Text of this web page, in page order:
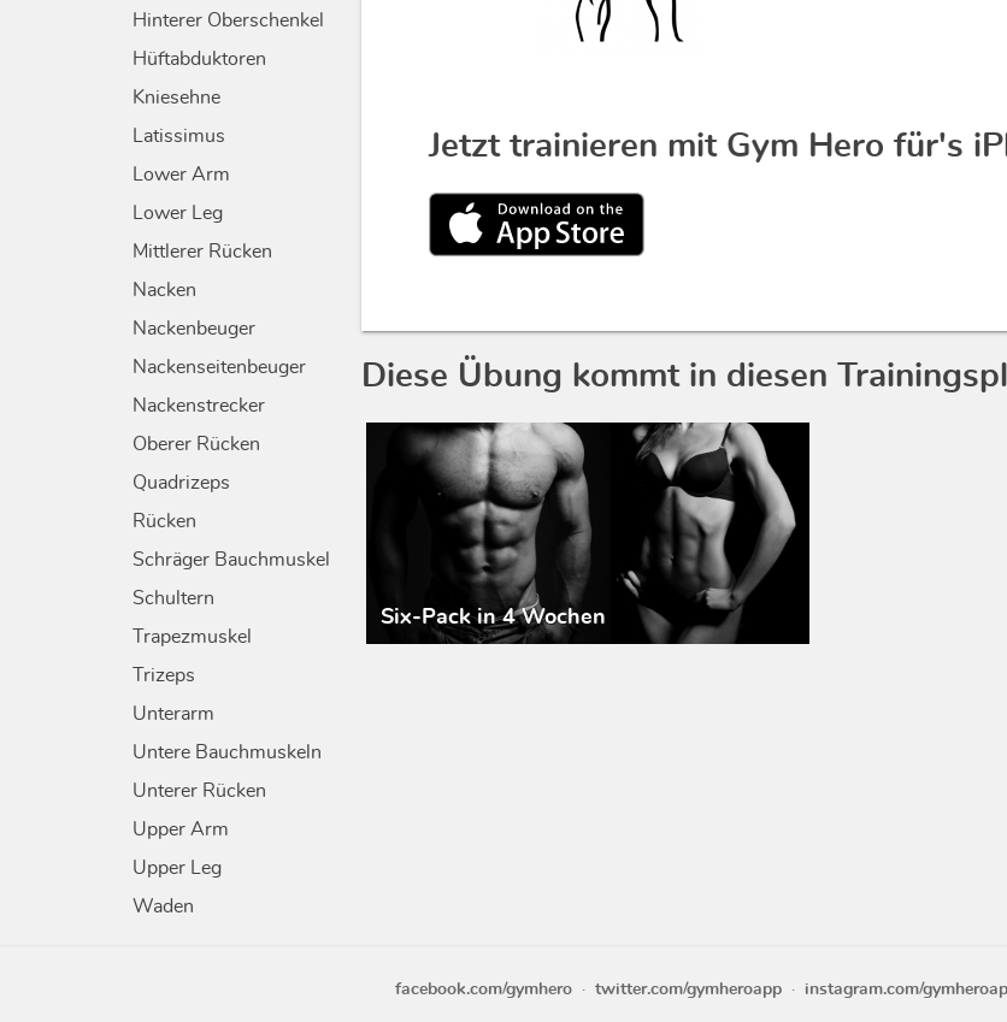
Hinterer Oberschenkel
Hüftabduktoren
Kniesehne
Latissimus
Lower Arm
Lower Leg
Mittlerer Rücken
Nacken
Nackenbeuger
Nackenseitenbeuger
Nackenstrecker
Oberer Rücken
Quadrizeps
Rücken
Schräger Bauchmuskel
Schultern
Trapezmuskel
Trizeps
Unterarm
Untere Bauchmuskeln
Unterer Rücken
Upper Arm
Upper Leg
Waden
Jetzt trainieren mit Gym Hero für's
Diese Übung kommt in diesen
Six-Pack in 4 Wochen
facebook.com/gymhero twitter.com/gymheroapp instagram.com/